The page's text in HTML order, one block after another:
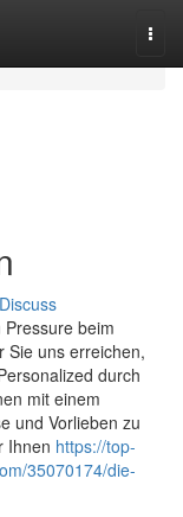
Discuss
beim
Sie uns erreichen,
durch
mit einem
und Vorlieben zu
Ihnen https://top-
35070174/die-